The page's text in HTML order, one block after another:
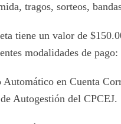
tragos, sorteos,
tiene un valor de
modalidades de pago:
Automático en Cuenta
Autogestión del CPCEJ.